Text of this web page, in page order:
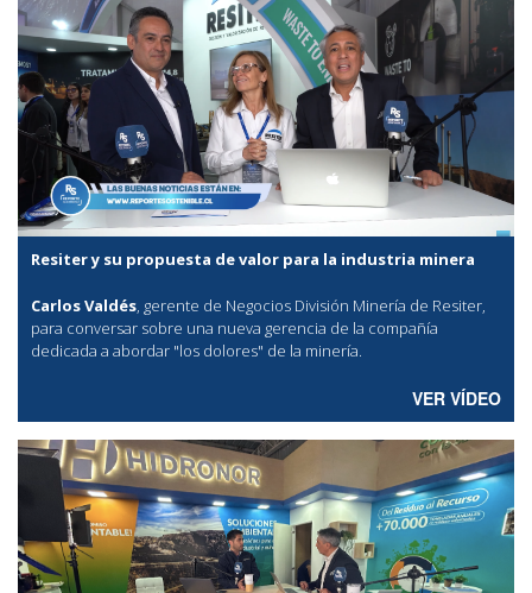
Resiter y su propuesta de valor para la industria minera
Carlos Valdés, gerente de Negocios División Minería de Resiter,
para conversar sobre una nueva gerencia de la compañía
dedicada a abordar "los dolores" de la minería.
VER VÍDEO